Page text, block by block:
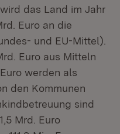
das Land im Jahr
Euro an die
und EU-Mittel).
Euro aus Mitteln
werden als
den Kommunen
sind
Mrd. Euro